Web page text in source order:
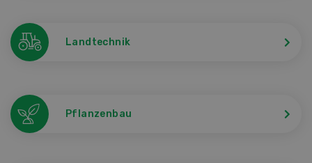
Landtechnik
Pflanzenbau